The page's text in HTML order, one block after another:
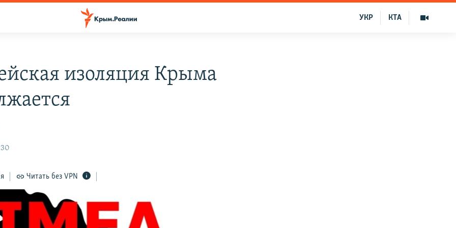
КТА
УКР
изоляция Крыма
Читать без VPN